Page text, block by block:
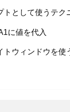
トとして使うテク
に値を代入
トウィンドウを使